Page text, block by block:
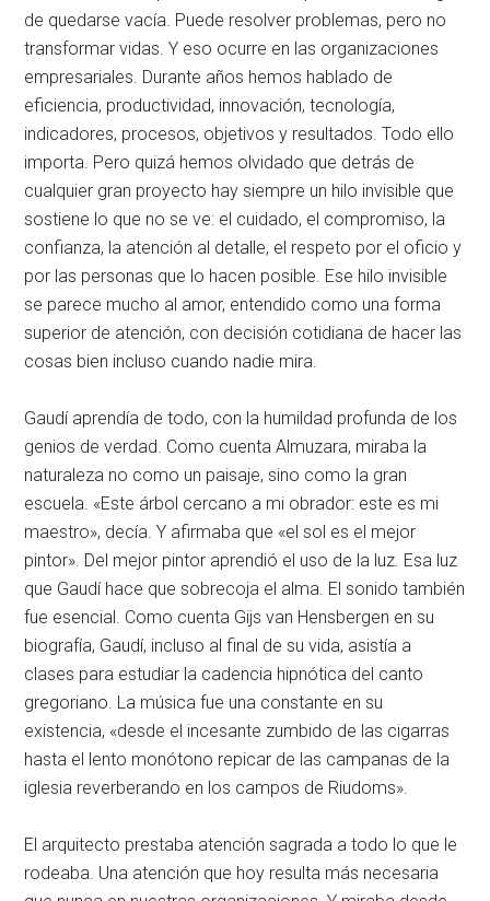
de quedarse vacía . Puede resolver problemas, pero no
transformar vidas . Y eso ocurre en las organizaciones
empresariales . Durante años hemos hablado de
eficiencia, productividad, innovación, tecnología,
indicadores, procesos, objetivos y resultados . Todo ello
importa . Pero quizá hemos olvidado que detrás de
cualquier gran proyecto hay siempre un hilo invisible que
sostiene lo que no se ve: el cuidado, el compromiso, la
confianza, la atención al detalle, el respeto por el oficio y
por las personas que lo hacen posible . Ese hilo invisible
se parece mucho al amor, entendido como una forma
superior de atención, con decisión cotidiana de hacer las
cosas bien incluso cuando nadie mira
Gaudí aprendía de todo, con la humildad profunda de los
genios de verdad . Como cuenta Almuzara, miraba la
naturaleza no como un paisaje, sino como la gran
escuela . «Este árbol cercano a mi obrador: este es mi
maestro», decía . Y afirmaba que «el sol es el mejor
pintor» . Del mejor pintor aprendió el uso de la luz . Esa luz
que Gaudí hace que sobrecoja el alma . El sonido también
fue esencial . Como cuenta Gijs van Hensbergen en su
biografía, Gaudí, incluso al final de su vida, asistía a
clases para estudiar la cadencia hipnótica del canto
gregoriano . La música fue una constante en su
existencia, «desde el incesante zumbido de las cigarras
hasta el lento monótono repicar de las campanas de la
iglesia reverberando en los campos de Riudoms»
El arquitecto prestaba atención sagrada a todo lo que le
rodeaba . Una atención que hoy resulta más necesaria